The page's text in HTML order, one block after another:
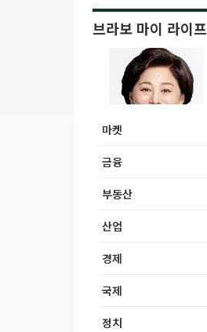
브라보 마이 라이프
마켓
금융
부동산
산업
경제
국제
정치